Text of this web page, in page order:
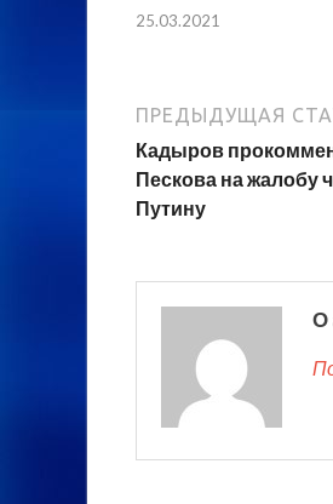
25.03.2021
ПРЕДЫДУЩАЯ
Кадыров
Пескова на жалобу
Путину
О